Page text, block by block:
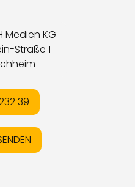
Medien KG
Straße 1
39